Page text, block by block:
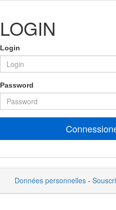
LOGIN
Login
Password
Données personnelles -